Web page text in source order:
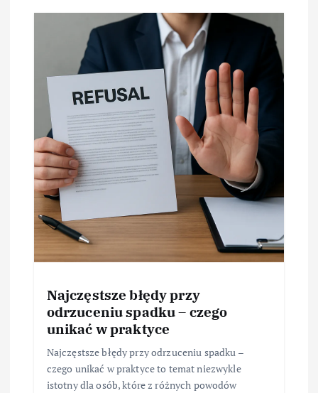
Najczęstsze błędy przy
odrzuceniu spadku – czego
unikać w praktyce
Najczęstsze błędy przy odrzuceniu spadku –
czego unikać w praktyce to temat niezwykle
istotny dla osób, które z różnych powodów